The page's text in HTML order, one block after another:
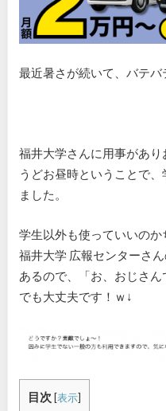
最近暑さが続いて、バテバ
福井大学さんに用事があ
うどお昼時ということで
ました。
学生以外も使っていいのか
福井大学 広報センターさ
あるので、「お、おじさ
でも大丈夫です！ｗ↓
目次 [表示]